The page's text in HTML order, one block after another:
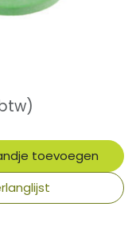
toevoegen